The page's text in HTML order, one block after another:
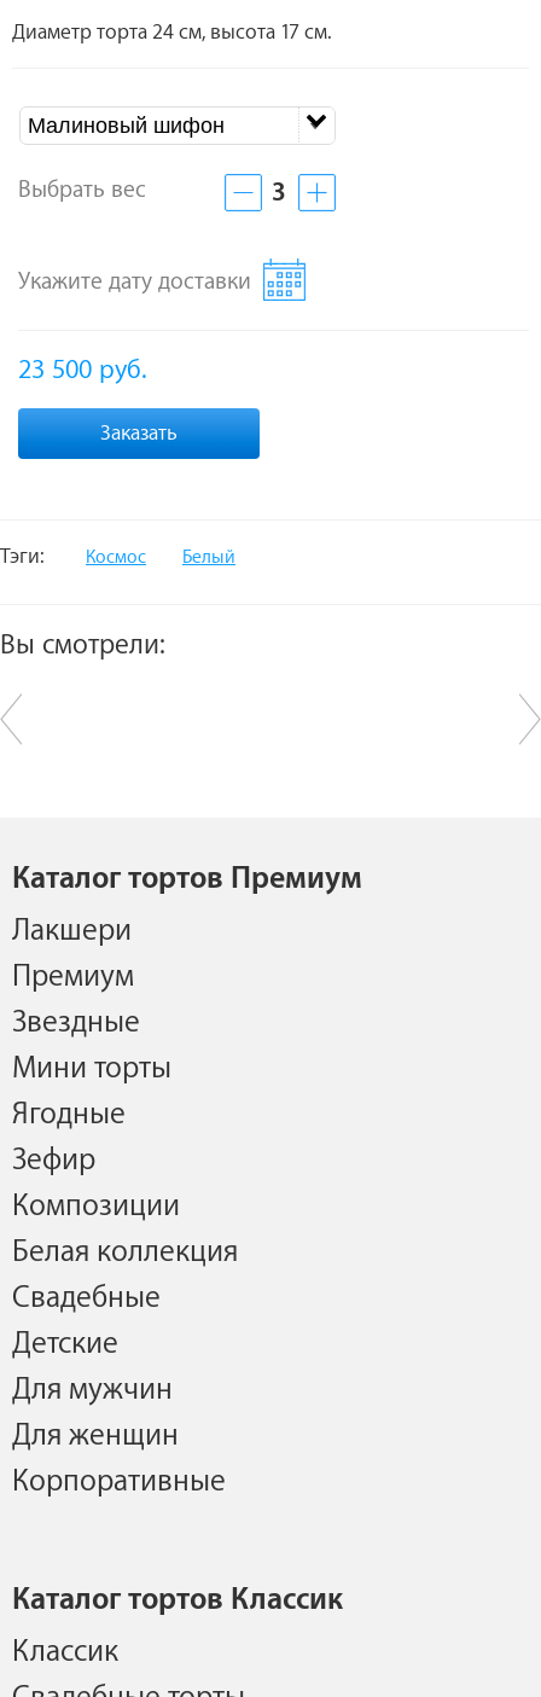
Диаметр торта 24 см, высота 17 см.
Малиновый шифон
Выбрать вес 3
Укажите дату доставки
23 500 руб.
Заказать
Тэги: Космос Белый
Вы смотрели:
Каталог тортов Премиум
Лакшери
Премиум
Звездные
Мини торты
Ягодные
Зефир
Композиции
Белая коллекция
Свадебные
Детские
Для мужчин
Для женщин
Корпоративные
Каталог тортов Классик
Классик